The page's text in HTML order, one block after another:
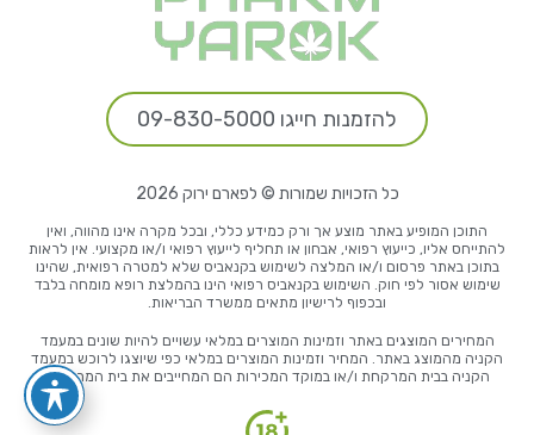
להזמנות חייגו 09-830-5000
כל הזכויות שמורות © לפארם ירוק 2026
התוכן המופיע באתר מוצע אך ורק כמידע כללי, ובכל מקרה אינו מהווה, ואין
להתייחס אליו, כייעוץ רפואי, אבחון או תחליף לייעוץ רפואי ו/או מקצועי. אין לראות
בתוכן באתר פרסום ו/או המלצה לשימוש בקנאביס שלא למטרה רפואית, שהינו
שימוש אסור לפי חוק. השימוש בקנאביס רפואי הינו בהמלצת רופא מומחה בלבד
ובכפוף לרישיון מתאים ממשרד הבריאות.
המחירים המוצגים באתר וזמינות המוצרים במלאי עשויים להיות שונים במעמד
הקניה מהמוצג באתר. המחיר וזמינות המוצרים במלאי כפי שיוצגו לרוכש במעמד
הקניה בבית המרקחת ו/או במוקד המכירות הם המחייבים את בית המרקחת.